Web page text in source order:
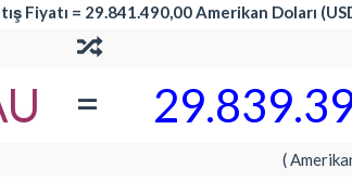
Fiyatı = 29.841.490,00 Amerikan Doları
=
(